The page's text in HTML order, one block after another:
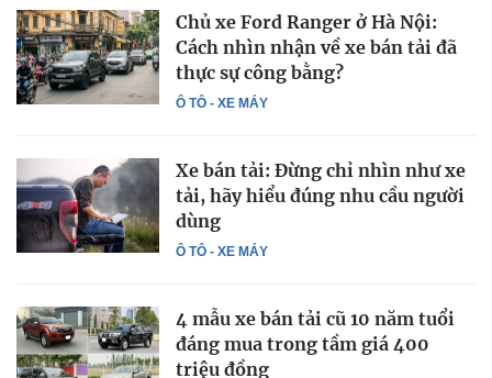
Ô TÔ - XE MÁY
Chủ xe Ford Ranger ở Hà Nội:
Cách nhìn nhận về xe bán tải đã
thực sự công bằng?
Ô TÔ - XE MÁY
Xe bán tải: Đừng chỉ nhìn như xe
tải, hãy hiểu đúng nhu cầu người
dùng
4 mẫu xe bán tải cũ 10 năm tuổi
đáng mua trong tầm giá 400
triệu đồng